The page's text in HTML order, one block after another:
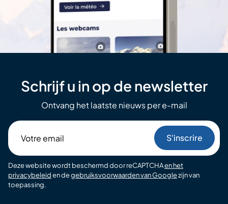
Schrijf u in op de newsletter
Ontvang het laatste nieuws per e-mail
email
Deze website wordt beschermd door reCAPTCHAen het
privacybeleiden degebruiksvoorwaarden van Googlezijn van
toepassing.